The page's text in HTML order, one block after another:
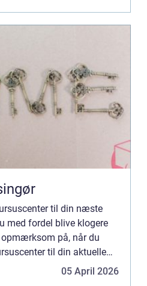
til din næste
med fordel blive klogere
på, når du
til din aktuelle
desuden også med at
05 April 2026